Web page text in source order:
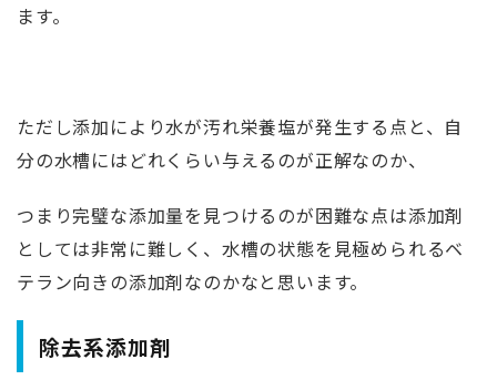
ます。
ただし添加により水が汚れ栄養塩が発生する点と、自
分の水槽にはどれくらい与えるのが正解なのか、
つまり完璧な添加量を見つけるのが困難な点は添加剤
としては非常に難しく、水槽の状態を見極められるベ
テラン向きの添加剤なのかなと思います。
除去系添加剤